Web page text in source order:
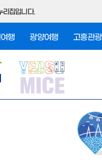
리집입니다.
행 광양여행 고흥관광